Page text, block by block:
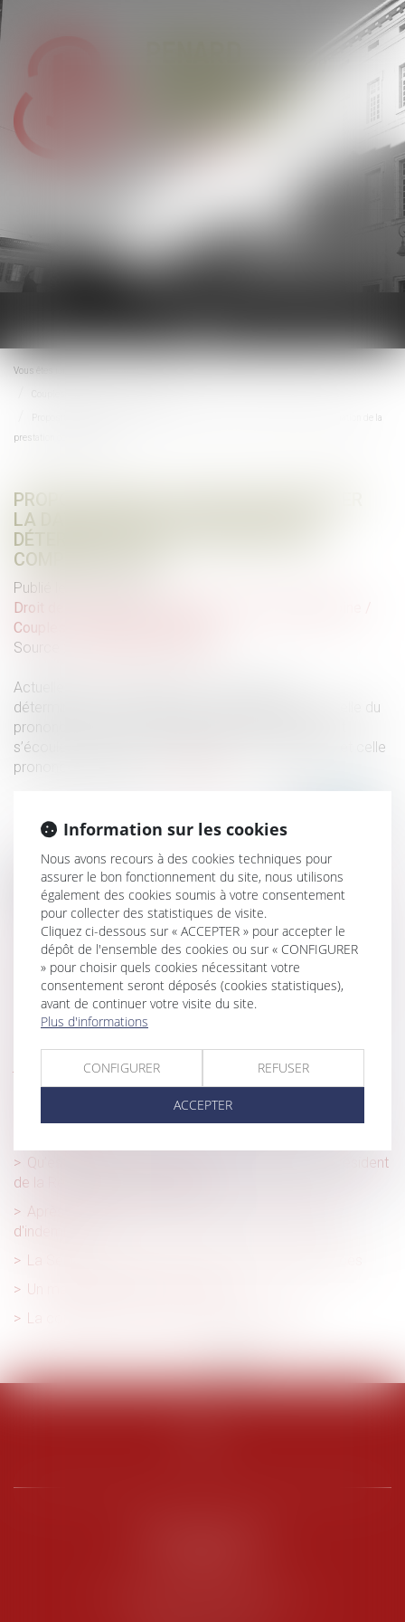
le
menu
Vous êtes ici :
Proposition de loi en vue de modifier la date prise en compte pour la détermination de la
prestation compensatoire
PROPOSITION DE LOI EN VUE DE MODIFIER
LA DATE PRISE EN COMPTE POUR LA
DÉTERMINATION DE LA PRESTATION
COMPENSATOIRE
Publié le :
Droit de la famille, des personnes et de leur patrimoine
Couples et régime matrimoniaux
Source :
Actuellement, la date prise en compte pour la
détermination de la prestation compensatoire est celle du
prononcé du divorce. Mais plusieurs années peuvent
s’écouler entre la date d’ordonnance de séparation et celle
prononcé du divorce...
Historique
Changement de régime matrimonial
Appréciation de la disproportion de l'engagement de la
caution séparée de biens
Sans intention frauduleuse constatée, pas de recel de
communauté prononcé
Communauté légale : dernières précisions
jurisprudentielles
compte pour la détermination de la prestation
Qu’est-ce que le mariage posthume, que seul le président
de la République peut autoriser ?
Après la liquidation des intérêts matrimoniaux, plus
d'indemnité
La Seine-Saint-Denis lutte contre les mariages forcés
Un mariage de raison n'est pas nul
La contribution des époux au pas de charge
<< < 1 2 3 4 5 > >>
Information sur les cookies
Nous avons recours à des cookies techniques pour
assurer le bon fonctionnement du site, nous utilisons
également des cookies soumis à votre consentement
pour collecter des statistiques de visite.
Cliquez ci-dessous sur « ACCEPTER » pour accepter le
dépôt de l'ensemble des cookies ou sur « CONFIGURER
» pour choisir quels cookies nécessitant votre
consentement seront déposés (cookies statistiques),
avant de continuer votre visite du site.
Plus d'informations
CONFIGURER REFUSER
ACCEPTER